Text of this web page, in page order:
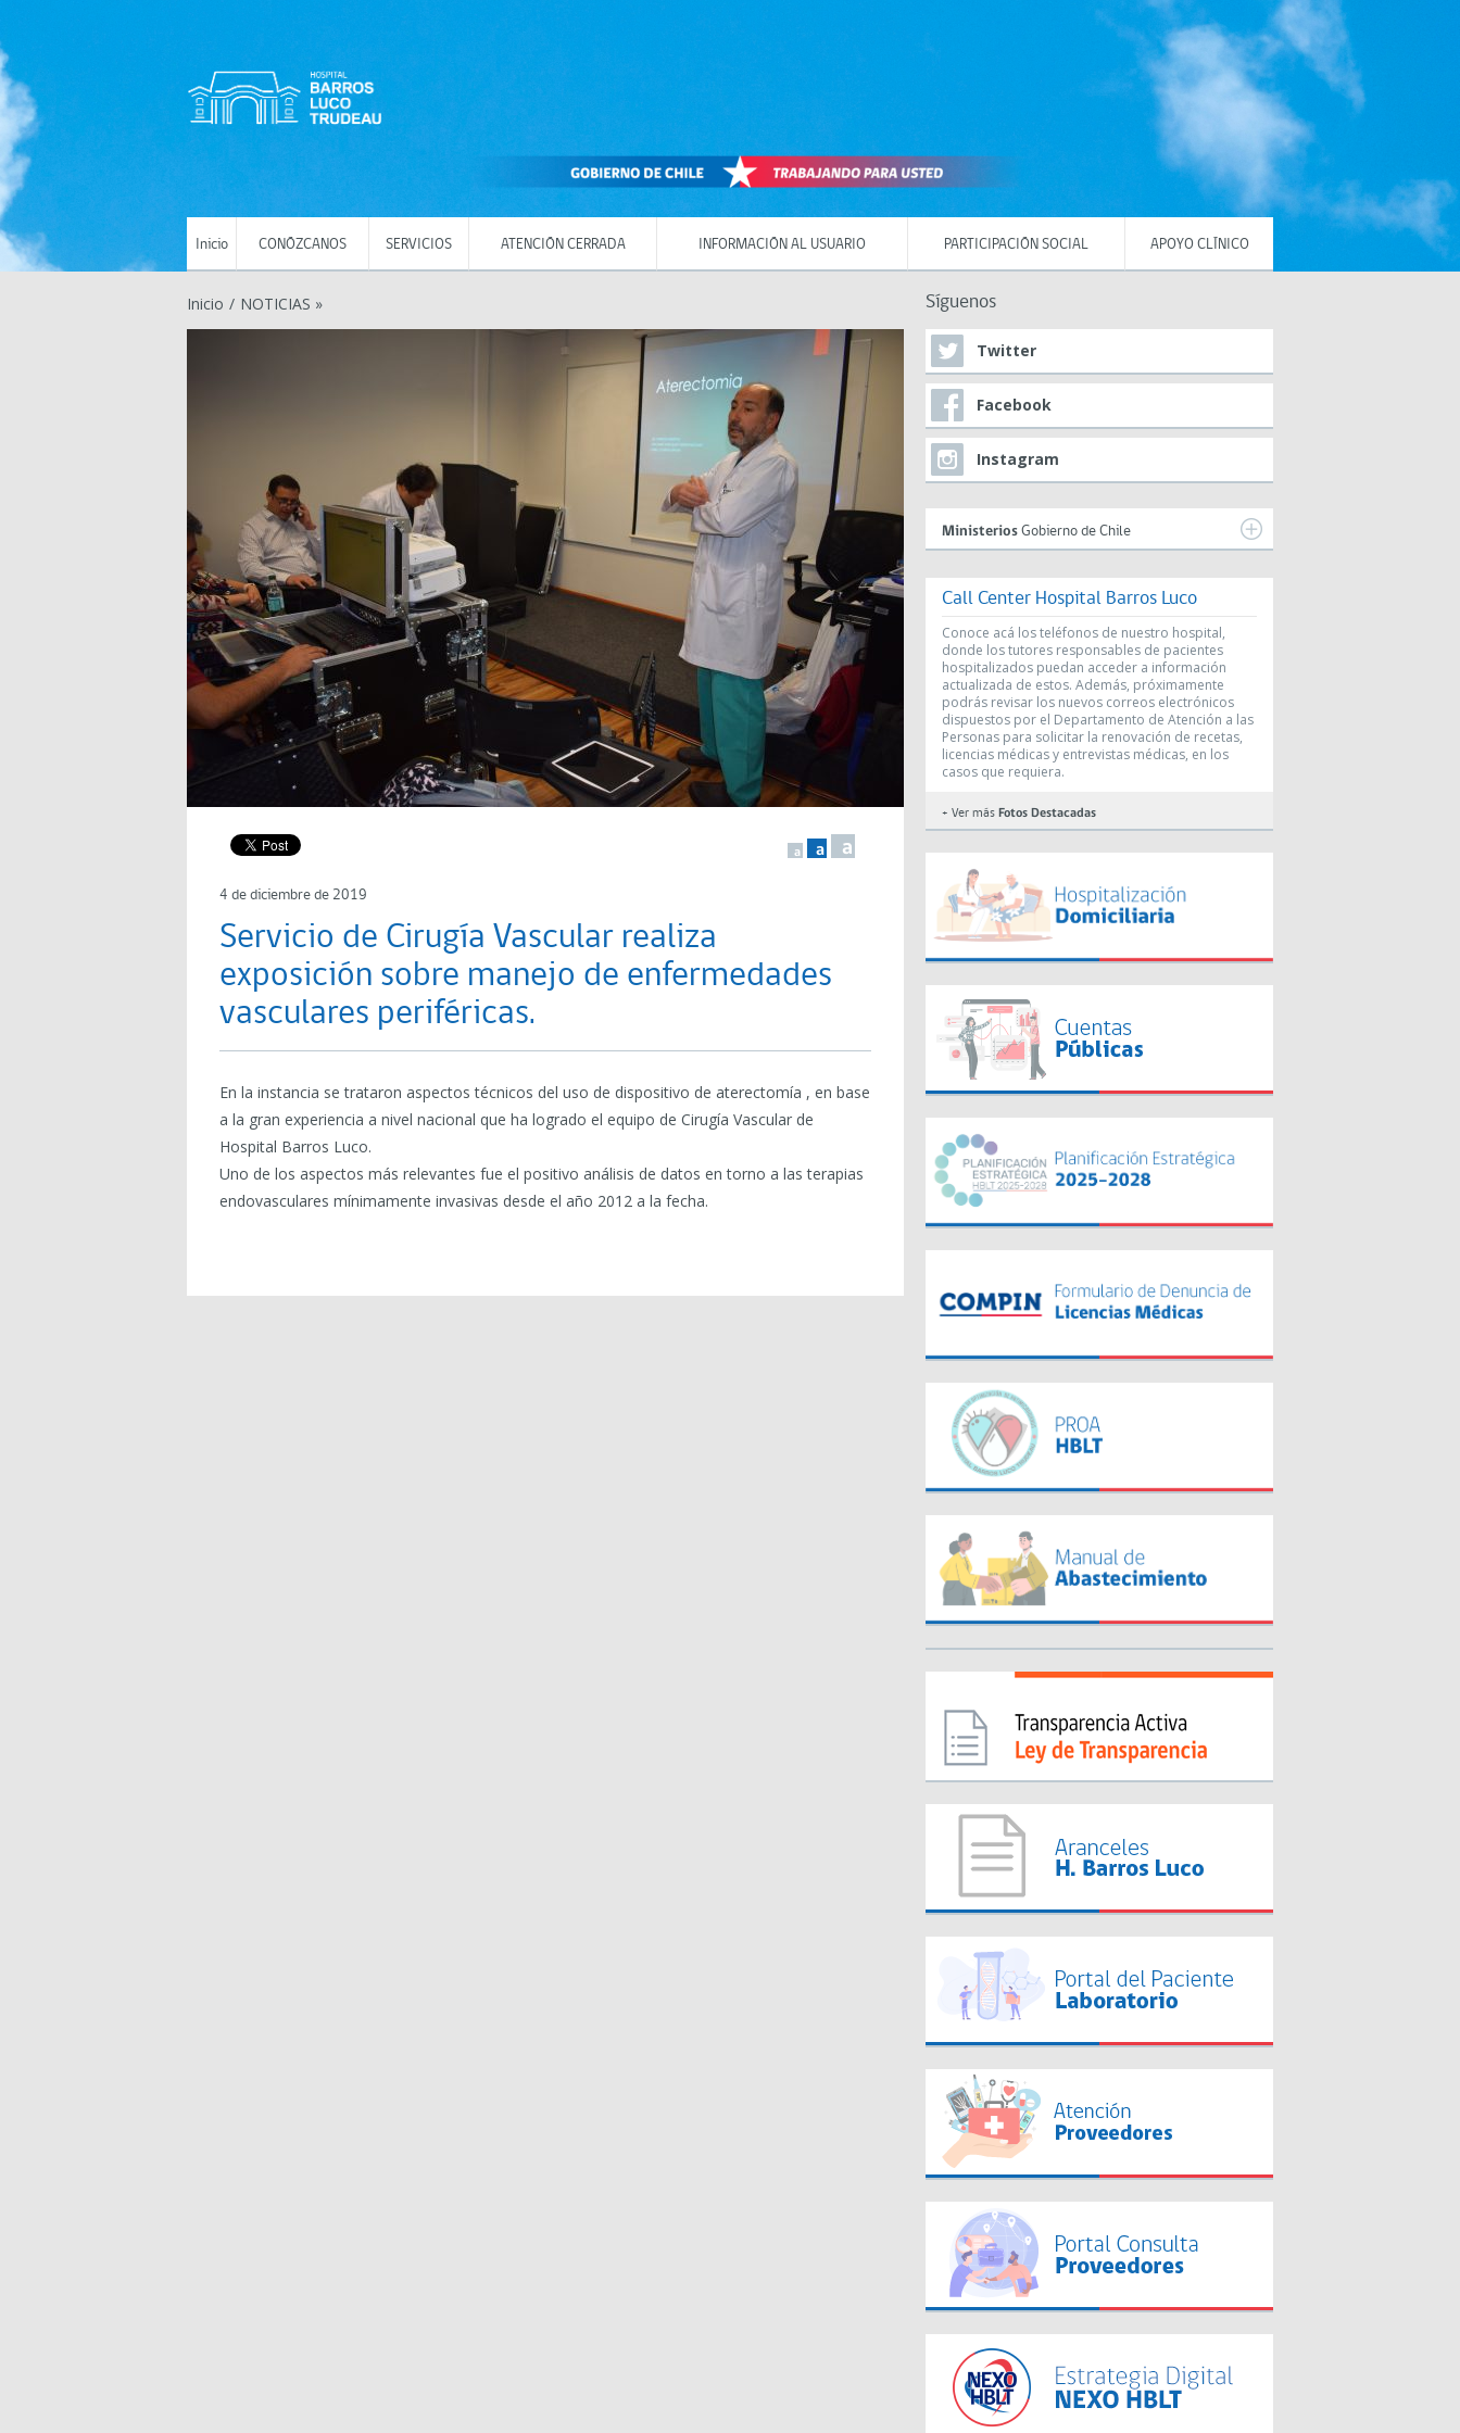
Inicio CONÓZCANOS SERVICIOS ATENCIÓN CERRADA INFORMACIÓN AL USUARIO PARTICIPACIÓN SOCIAL APOYO CLÍNICO
Inicio / NOTICIAS »
a a a
4 de diciembre de 2019
Servicio de Cirugía Vascular realiza
exposición sobre manejo de enfermedades
vasculares periféricas.
En la instancia se trataron aspectos técnicos del uso de dispositivo de aterectomía , en base
a la gran experiencia a nivel nacional que ha logrado el equipo de Cirugía Vascular de
Hospital Barros Luco.
Uno de los aspectos más relevantes fue el positivo análisis de datos en torno a las terapias
endovasculares mínimamente invasivas desde el año 2012 a la fecha.
Síguenos
Twitter
Facebook
Instagram
Ministerios Gobierno de Chile
Call Center Hospital Barros Luco
Conoce acá los teléfonos de nuestro hospital,
donde los tutores responsables de pacientes
hospitalizados puedan acceder a información
actualizada de estos. Además, próximamente
podrás revisar los nuevos correos electrónicos
dispuestos por el Departamento de Atención a las
Personas para solicitar la renovación de recetas,
licencias médicas y entrevistas médicas, en los
casos que requiera.
+ Ver más Fotos Destacadas